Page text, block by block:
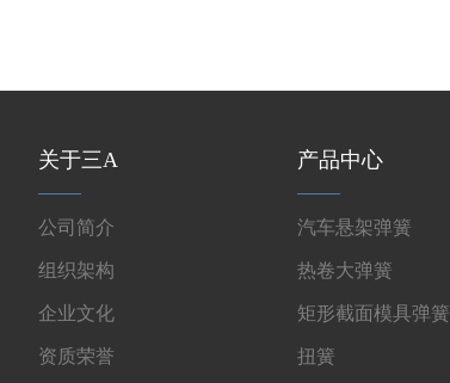
关于三A
公司简介
组织架构
企业文化
资质荣誉
产品中心
汽车悬架弹簧
热卷大弹簧
矩形截面模具弹簧
扭簧